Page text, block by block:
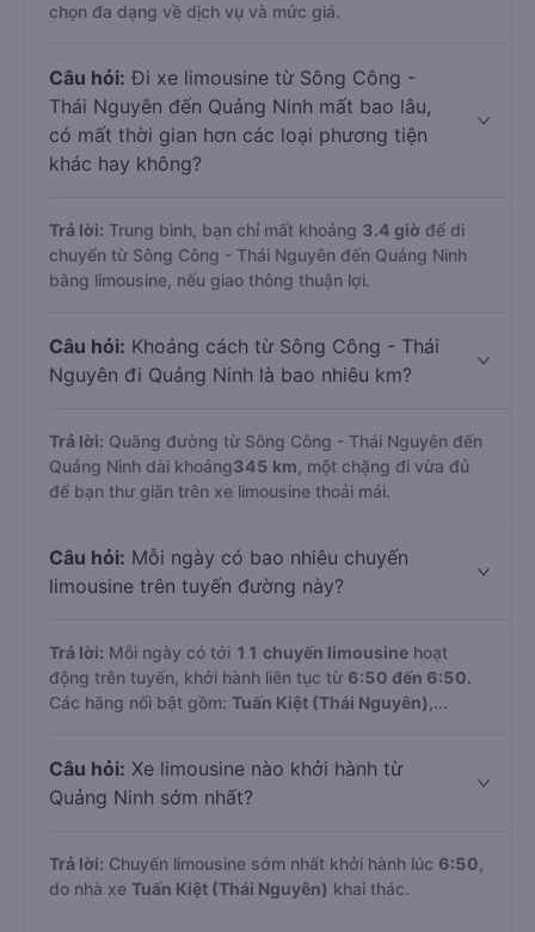
chọn đa dạng về dịch vụ và mức giá.
Câu hỏi: Đi xe limousine từ Sông Công -
Thái Nguyên đến Quảng Ninh mất bao lâu,
có mất thời gian hơn các loại phương tiện
khác hay không?
Trả lời: Trung bình, bạn chỉ mất khoảng 3.4 giờ để di
chuyển từ Sông Công - Thái Nguyên đến Quảng Ninh
bằng limousine, nếu giao thông thuận lợi.
Câu hỏi: Khoảng cách từ Sông Công - Thái
Nguyên đi Quảng Ninh là bao nhiêu km?
Trả lời: Quãng đường từ Sông Công - Thái Nguyên đến
Quảng Ninh dài khoảng345 km , một chặng đi vừa đủ
để bạn thư giãn trên xe limousine thoải mái.
Câu hỏi: Mỗi ngày có bao nhiêu chuyến
limousine trên tuyến đường này?
Trả lời: Mỗi ngày có tới 11 chuyến limousine hoạt
động trên tuyến, khởi hành liên tục từ 6:50 đến 6:50.
Các hãng nổi bật gồm: Tuấn Kiệt (Thái Nguyên) ,...
Câu hỏi: Xe limousine nào khởi hành từ
Quảng Ninh sớm nhất?
Trả lời: Chuyến limousine sớm nhất khởi hành lúc 6:50
do nhà xe Tuấn Kiệt (Thái Nguyên) khai thác.